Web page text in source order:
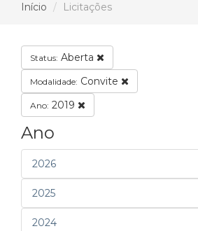
Início Licitações
Status: Aberta
Modalidade: Convite
Ano: 2019
Ano
2026
2025
2024